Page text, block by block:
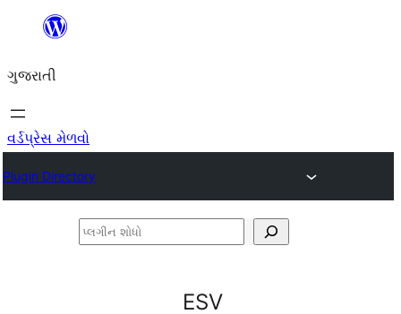
કંટેન્ટ(લખાણ)
જાઓ
ગુજરાતી
વર્ડપ્રેસ મેળવો
Plugin Directory
પ્લગીન
ESV